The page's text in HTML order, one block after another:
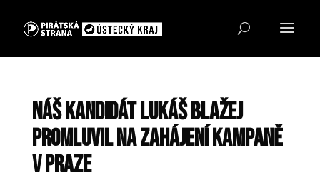
Náš kandidát Lukáš Blažej
promluvil na zahájení kampaně
v Praze